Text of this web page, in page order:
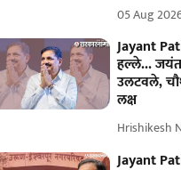
05 Aug
Jayant
हल्ले... जयंत
उलटवले,
लक्ष
Hrishikesh
Jayant